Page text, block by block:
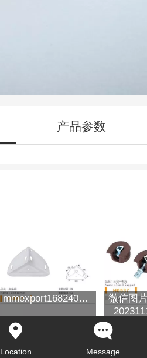
产品参数
mmexport1682400785128
微信图
Location Message